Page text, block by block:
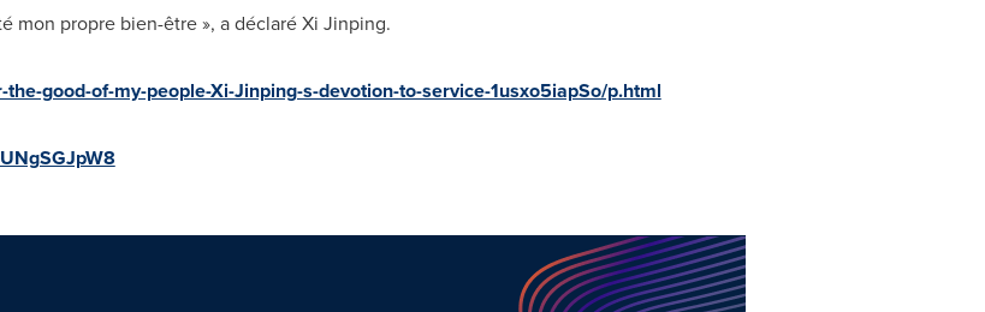
mon propre bien-être », a déclaré Xi Jinping.
good-of-my-people-Xi-Jinping-s-devotion-to-service-1usxo5iapSo/p.html